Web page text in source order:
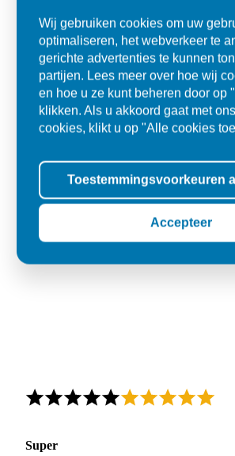
Den Dungen
Super
Wij gebruiken cookies om uw
optimaliseren, het webverkeer te
gerichte advertenties te kunnen
partijen. Lees meer over hoe wij
en hoe u ze kunt beheren door op
klikken. Als u akkoord gaat met
cookies, klikt u op "Alle cookies
Toestemmingsvoorkeuren
Accepteer